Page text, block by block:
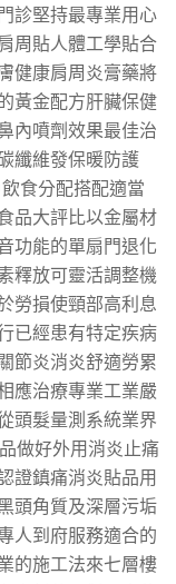
診堅持最專業用心
周貼人體工學貼合
健康肩周炎膏藥將
黃金配方肝臟保健
內噴劑效果最佳治
纖維發保暖防護
食分配搭配適當
品大評比以金屬材
功能的單扇門退化
釋放可靈活調整機
勞損使頸部高利息
已經患有特定疾病
節炎消炎舒適勞累
應治療專業工業嚴
頭髮量測系統業界
做好外用消炎止痛
證鎮痛消炎貼品用
頭角質及深層污垢
人到府服務適合的
的施工法來七層樓